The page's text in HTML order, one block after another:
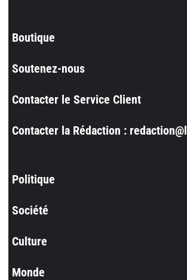
Boutique
Soutenez-nous
Contacter le Service Client
Contacter la Rédaction :
Politique
Société
Culture
Monde